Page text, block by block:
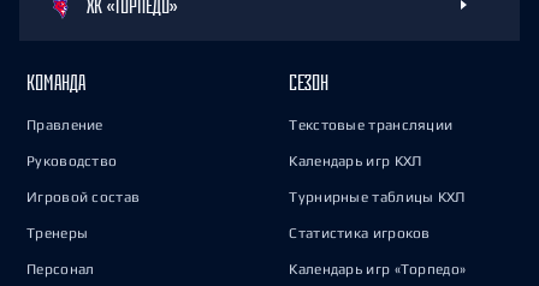
КОМАНДА
Правление
Руководство
Игровой состав
Тренеры
Персонал
СЕЗОН
Текстовые трансляции
Календарь игр КХЛ
Турнирные таблицы КХЛ
Статистика игроков
Календарь игр «Торпедо»